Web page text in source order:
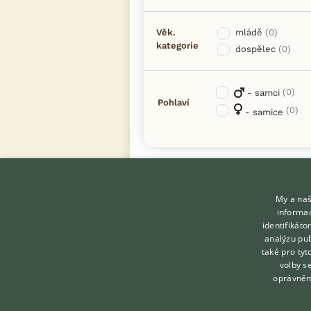
Věk.
kategorie
mládě (0)
dospělec (0)
Pohlaví
- samci (0)
- samice (0)
KONTAKT DO REDAKCE
My a
analýzu
také pro
volby